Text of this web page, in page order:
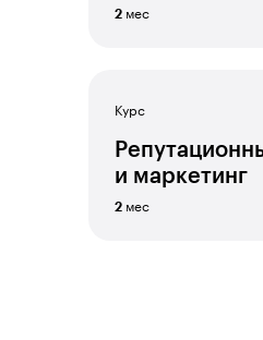
2 мес
Курс
и маркетинг
2 мес